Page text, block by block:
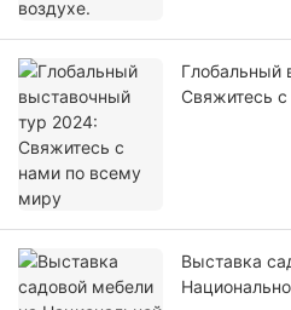
Глобальный
Свяжитесь
Выставка